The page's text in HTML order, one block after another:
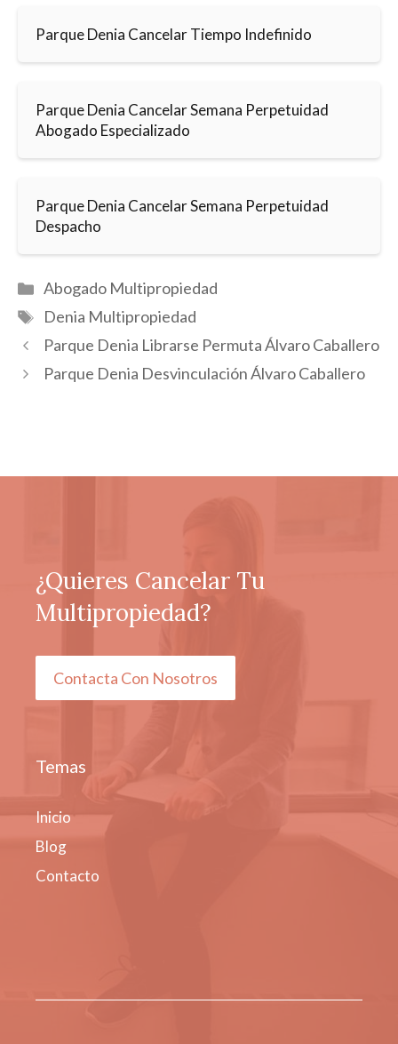
Parque Denia Cancelar Tiempo Indefinido
Parque Denia Cancelar Semana Perpetuidad
Abogado Especializado
Parque Denia Cancelar Semana Perpetuidad
Despacho
Categorías
Abogado Multipropiedad
Etiquetas
Denia Multipropiedad
Parque Denia Librarse Permuta Álvaro Caballero
Parque Denia Desvinculación Álvaro Caballero
¿Quieres Cancelar Tu
Multipropiedad?
Contacta Con Nosotros
Temas
Inicio
Blog
Contacto